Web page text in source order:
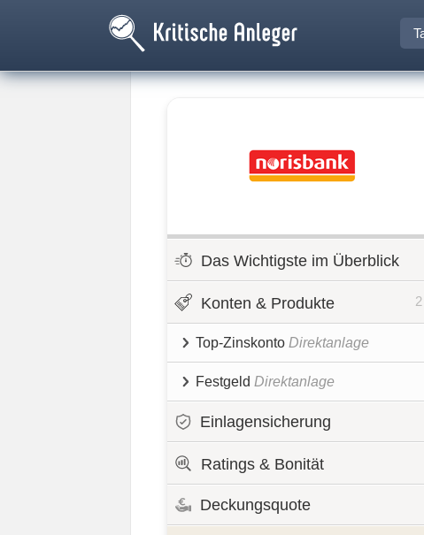
Das Wichtigste im Überblick
Konten & Produkte 2
Top-Zinskonto Direktanlage
Festgeld Direktanlage
Einlagensicherung
Ratings & Bonität
Deckungsquote